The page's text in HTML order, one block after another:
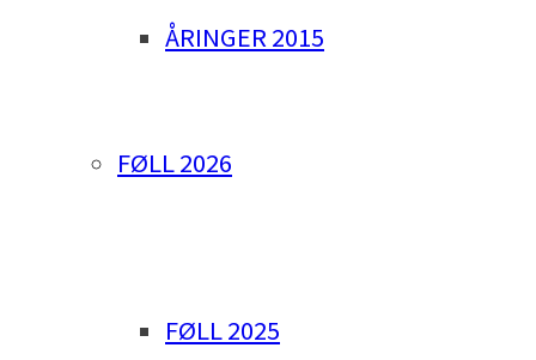
ÅRINGER 2015
FØLL 2026
FØLL 2025